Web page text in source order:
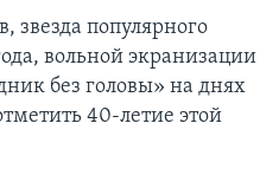
звезда популярного
вольной экранизации
без головы» на днях
40-летие этой